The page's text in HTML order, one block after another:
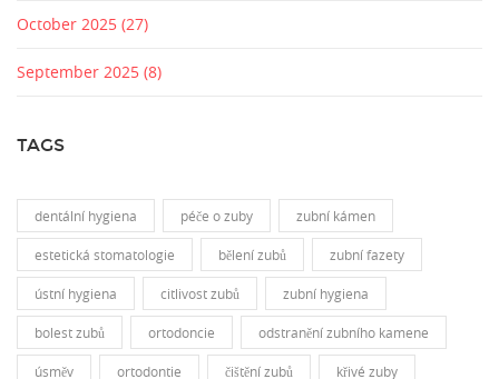
October 2025 (27)
September 2025 (8)
TAGS
dentální hygiena péče o zuby zubní kámen
estetická stomatologie bělení zubů zubní fazety
ústní hygiena citlivost zubů zubní hygiena
bolest zubů ortodoncie odstranění zubního kamene
úsměv ortodontie čištění zubů křivé zuby